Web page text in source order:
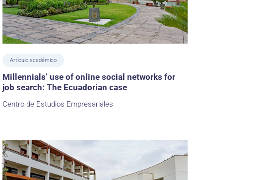
Artículo académico
Millennials’ use of online social networks for
job search: The Ecuadorian case
Centro de Estudios Empresariales